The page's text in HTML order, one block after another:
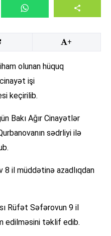
+
olunan hüquq
işi
keçirilib.
Bakı Ağır Cinayətlər
sədrliyi ilə
il müddətinə azadlıqdan
Rüfət Səfərovun 9 il
edilməsini təklif edib.